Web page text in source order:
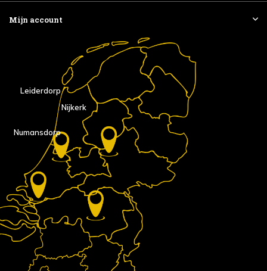
Mijn account
Nijkerk
Numansdorp
Leiderdorp